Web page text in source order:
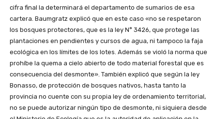
cifra final la determinará el departamento de sumarios de esa
cartera. Baumgratz explicó que en este caso «no se respetaron
los bosques protectores, que es la ley N° 3426, que protege las
plantaciones en pendientes y cursos de agua, ni tampoco la faja
ecológica en los límites de los lotes. Además se violó la norma que
prohíbe la quema a cielo abierto de todo material forestal que es
consecuencia del desmonte». También explicó que según la ley
Bonasso, de protección de bosques nativos, hasta tanto la
provincia no cuente con su propia ley de ordenamiento territorial,
no se puede autorizar ningún tipo de desmonte, ni siquiera desde